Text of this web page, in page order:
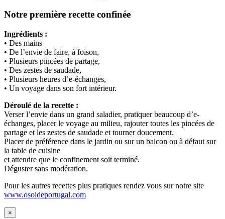
Notre première recette confinée
Ingrédients :
• Des mains
• De l’envie de faire, à foison,
• Plusieurs pincées de partage,
• Des zestes de saudade,
• Plusieurs heures d’e-échanges,
• Un voyage dans son fort intérieur.
Déroulé de la recette :
Verser l’envie dans un grand saladier, pratiquer beaucoup d’e-
échanges, placer le voyage au milieu, rajouter toutes les pincées de
partage et les zestes de saudade et tourner doucement.
Placer de préférence dans le jardin ou sur un balcon ou à défaut sur
la table de cuisine
et attendre que le confinement soit terminé.
Déguster sans modération.
Pour les autres recettes plus pratiques rendez vous sur notre site
www.osoldeportugal.com
×